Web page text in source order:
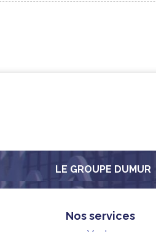
LE GROUPE DUMUR
Nos services